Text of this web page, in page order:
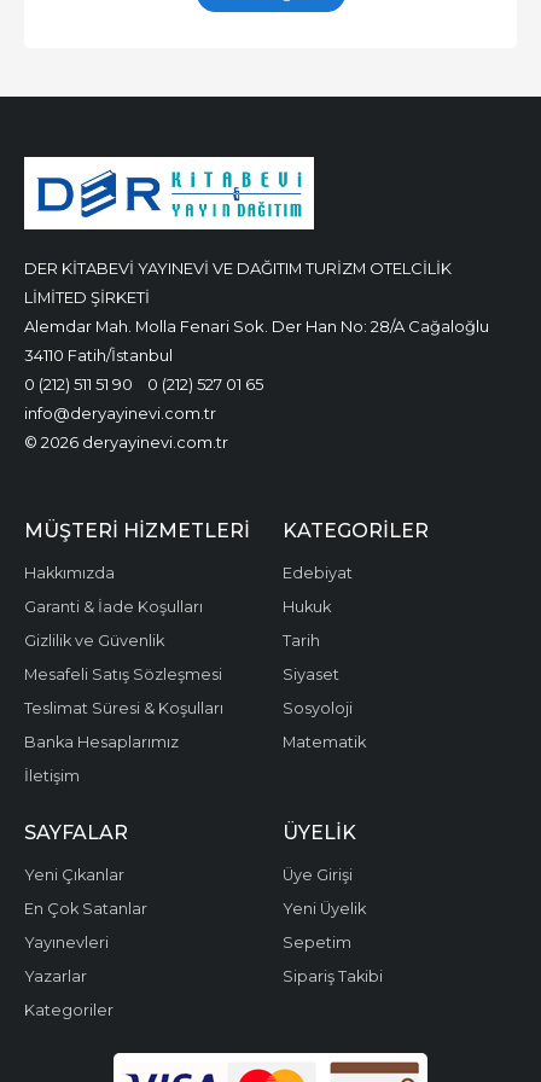
DER KİTABEVİ YAYINEVİ VE DAĞITIM TURİZM OTELCİLİK
LİMİTED ŞİRKETİ
Alemdar Mah. Molla Fenari Sok. Der Han No: 28/A Cağaloğlu
34110 Fatih/İstanbul
0 (212) 511 51 90
0 (212) 527 01 65
info@deryayinevi.com.tr
© 2026 deryayinevi.com.tr
MÜŞTERI HIZMETLERI
Hakkımızda
Garanti & İade Koşulları
Gizlilik ve Güvenlik
Mesafeli Satış Sözleşmesi
Teslimat Süresi & Koşulları
Banka Hesaplarımız
İletişim
KATEGORILER
Edebiyat
Hukuk
Tarih
Siyaset
Sosyoloji
Matematik
SAYFALAR
Yeni Çıkanlar
En Çok Satanlar
Yayınevleri
Yazarlar
Kategoriler
ÜYELIK
Üye Girişi
Yeni Üyelik
Sepetim
Sipariş Takibi